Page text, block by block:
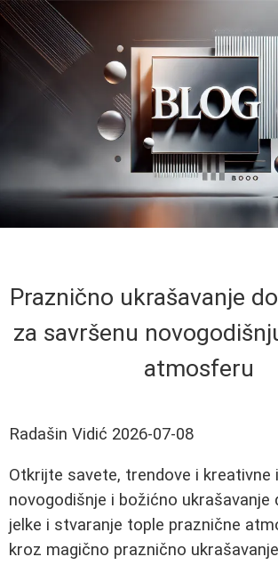
Praznično ukrašavanje
za savršenu
atmosferu
Radašin Vidić 2026-07-08
Otkrijte savete, trendove i kreativne
novogodišnje i božićno ukrašavanje
jelke i stvaranje tople praznične
kroz magično praznično